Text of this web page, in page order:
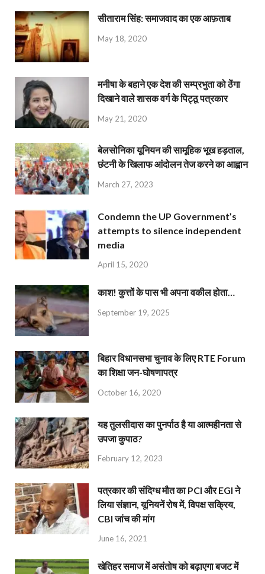
सीताराम सिंह: समाजवाद का एक आफ़ताब
May 18, 2020
मनीषा के बहाने एक देश की सम्प्रभुता को ठेंगा
दिखाने वाले शासक वर्ग के पिट्ठू पत्रकार
May 21, 2020
बेलसोनिका यूनियन की सामूहिक भूख हड़ताल,
छंटनी के खिलाफ आंदोलन तेज करने का आह्वान
March 27, 2023
Condemn the UP Government’s
attempts to silence independent
media
April 15, 2020
काश! कुत्तों के पास भी अपना वकील होता…
September 19, 2025
बिहार विधानसभा चुनाव के लिए RTE Forum
का शिक्षा जन-घोषणापत्र
October 16, 2020
यह तुलसीदास का पुनर्पाठ है या आत्महीनता से
उपजा कुपाठ?
February 12, 2023
पत्रकार की संदिग्ध मौत का PCI और EGI ने
लिया संज्ञान, यूनियनें रोष में, विपक्ष सक्रिय,
CBI जांच की मांग
June 16, 2021
खेतिहर समाज में असंतोष को बढ़ाएगा बजट में